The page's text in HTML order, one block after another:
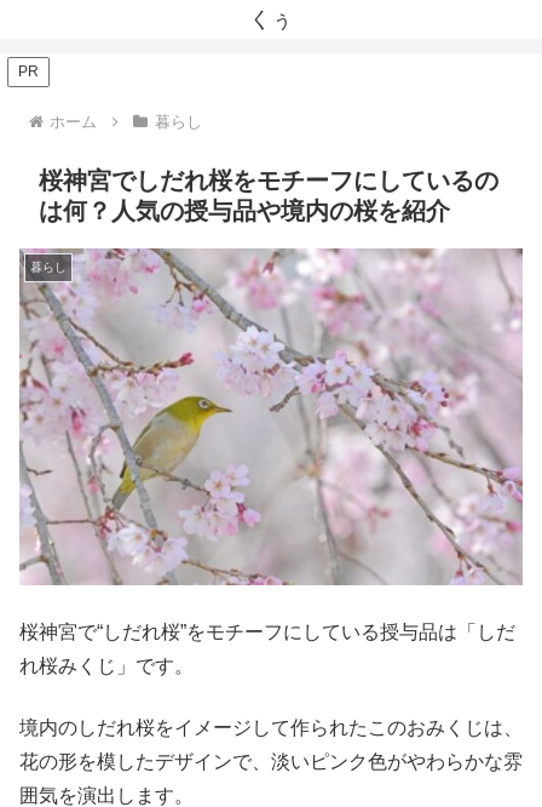
くぅ
PR
ホーム 暮らし
桜神宮でしだれ桜をモチーフにしているの
は何？人気の授与品や境内の桜を紹介
暮らし
桜神宮で“しだれ桜”をモチーフにしている授与品は「しだ
れ桜みくじ」です。
境内のしだれ桜をイメージして作られたこのおみくじは、
花の形を模したデザインで、淡いピンク色がやわらかな雰
囲気を演出します。